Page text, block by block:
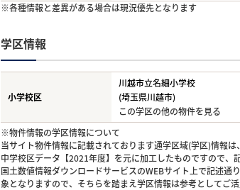
※各種情報と差異がある場合は現況優先となります
学区情報
小学校区
川越市立名細小学校
(埼玉県川越市)
この学区の他の物件を見る
※物件情報の学区情報について
当サイト物件情報に記載されております通学区域(学区)情報
中学校区データ【2021年度】を元に加工したものですので、
国土数値情報ダウンロードサービスのWEBサイト上で記述
象となりますので、そちらを踏まえ学区情報は参考としてご活